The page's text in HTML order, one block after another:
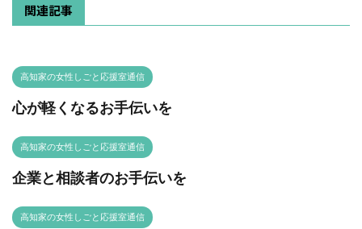
関連記事
高知家の女性しごと応援室通信
心が軽くなるお手伝いを
高知家の女性しごと応援室通信
企業と相談者のお手伝いを
高知家の女性しごと応援室通信